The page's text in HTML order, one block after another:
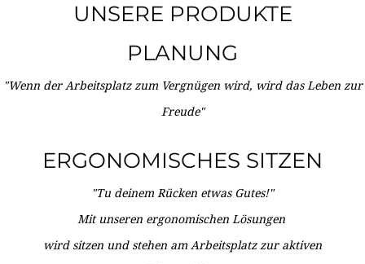
UNSERE PRODUKTE
PLANUNG
"Wenn der Arbeitsplatz zum Vergnügen wird, wird das Leben zur
Freude"
ERGONOMISCHES SITZEN
"Tu deinem Rücken etwas Gutes!"
Mit unseren ergonomischen Lösungen
wird sitzen und stehen am Arbeitsplatz zur aktiven